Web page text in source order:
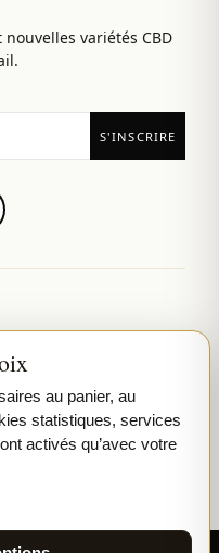
variétés CBD
au panier, au
statistiques, services
activés qu’avec votre